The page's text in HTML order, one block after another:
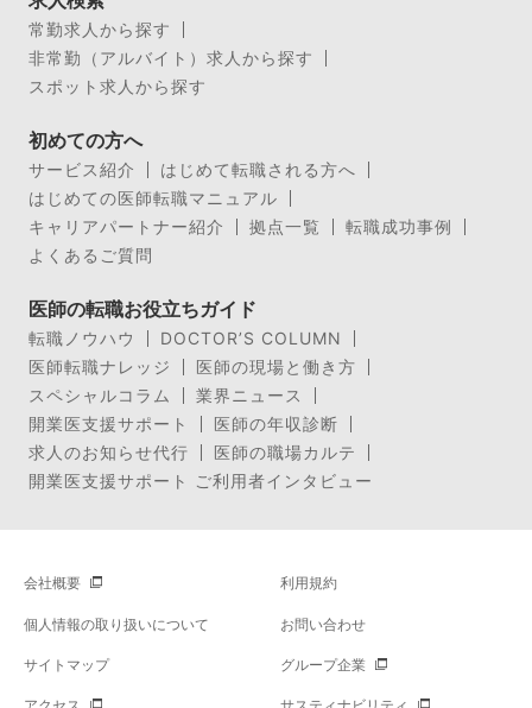
常勤求人から探す
非常勤（アルバイト）求人から探す
スポット求人から探す
初めての方へ
サービス紹介
はじめて転職される方へ
はじめての医師転職マニュアル
キャリアパートナー紹介
拠点一覧
転職成功事例
よくあるご質問
医師の転職お役立ちガイド
転職ノウハウ
DOCTOR’S COLUMN
医師転職ナレッジ
医師の現場と働き方
スペシャルコラム
業界ニュース
開業医支援サポート
医師の年収診断
求人のお知らせ代行
医師の職場カルテ
開業医支援サポート ご利用者インタビュー
会社概要 利用規約
個人情報の取り扱いについて お問い合わせ
サイトマップ グループ企業